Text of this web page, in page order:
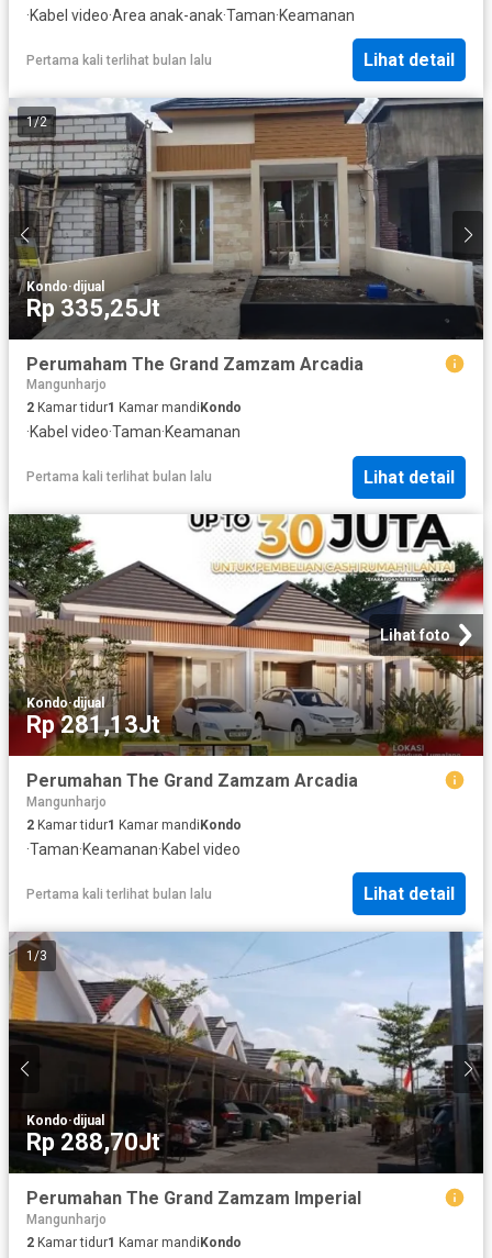
·Kabel video·Area anak-anak·Taman·Keamanan
Pertama kali terlihat bulan lalu Lihat detail
1/2
Kondo·dijual
Rp 335,25Jt
Perumaham The Grand Zamzam Arcadia
Mangunharjo
2 Kamar tidur1 Kamar mandi Kondo
·Kabel video·Taman·Keamanan
Pertama kali terlihat bulan lalu Lihat detail
Lihat foto
Kondo·dijual
Rp 281,13Jt
Perumahan The Grand Zamzam Arcadia
Mangunharjo
2 Kamar tidur1 Kamar mandi Kondo
·Taman·Keamanan·Kabel video
Pertama kali terlihat bulan lalu Lihat detail
1 /3
Kondo·dijual
Rp 288,70Jt
Perumahan The Grand Zamzam Imperial
Mangunharjo
2 Kamar tidur1 Kamar mandiKondo